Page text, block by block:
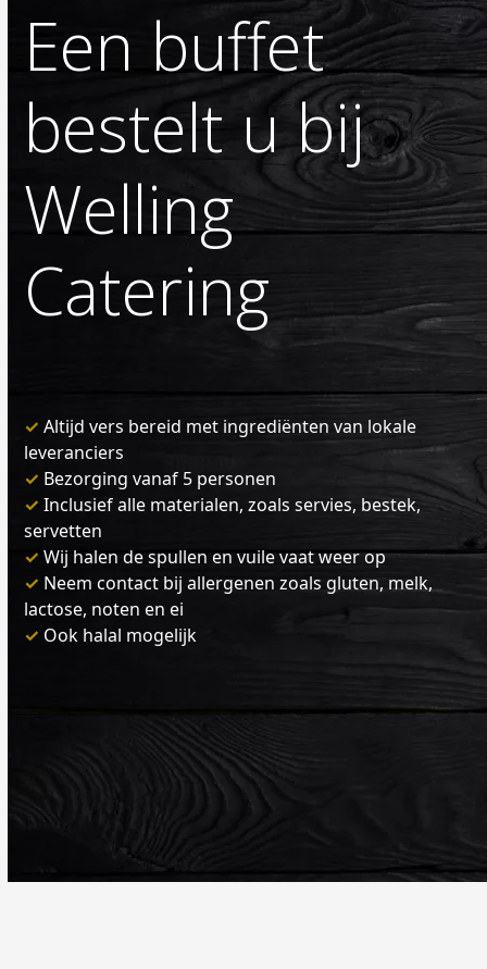
Een buffet
bestelt u bij
Welling
Catering
✓ Altijd vers bereid met ingrediënten van lokale
leveranciers
✓ Bezorging vanaf 5 personen
✓ Inclusief alle materialen, zoals servies, bestek,
servetten
✓ Wij halen de spullen en vuile vaat weer op
✓ Neem contact bij allergenen zoals gluten, melk,
lactose, noten en ei
✓ Ook halal mogelijk